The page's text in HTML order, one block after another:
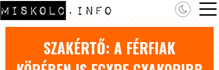
SZAKÉRTŐ: A FÉRFIAK